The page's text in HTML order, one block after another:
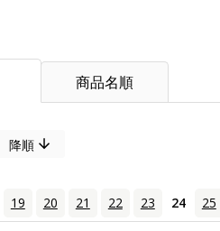
商品名順
降順
19 20 21 22 23 24 25